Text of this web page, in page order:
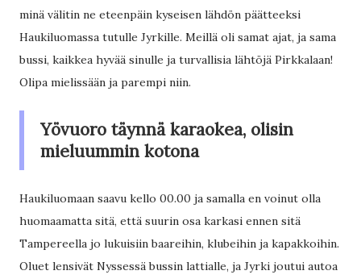
minä välitin ne eteenpäin kyseisen lähdön päätteeksi
Haukiluomassa tutulle Jyrkille. Meillä oli samat ajat, ja sama
bussi, kaikkea hyvää sinulle ja turvallisia lähtöjä Pirkkalaan!
Olipa mielissään ja parempi niin.
Yövuoro täynnä karaokea, olisin
mieluummin kotona
Haukiluomaan saavu kello 00.00 ja samalla en voinut olla
huomaamatta sitä, että suurin osa karkasi ennen sitä
Tampereella jo lukuisiin baareihin, klubeihin ja kapakkoihin.
Oluet lensivät Nyssessä bussin lattialle, ja Jyrki joutui autoa